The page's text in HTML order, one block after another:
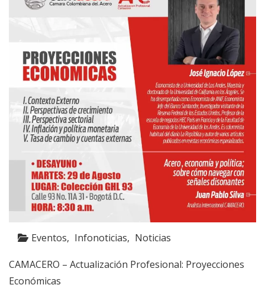
Eventos Infonoticias Noticias
CAMACERO – Actualización Profesional: Proyecciones
Económicas